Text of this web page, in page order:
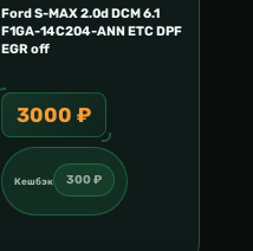
Ford S-MAX 2.0d DCM 6.1
F1GA-14C204-ANN ETC DPF
EGR off
3000 ₽
Кешбэк 300 ₽